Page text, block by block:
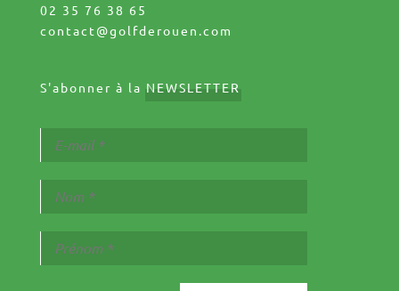
02 35 76 38 65
contact@golfderouen.com
S'abonner à la NEWSLETTER